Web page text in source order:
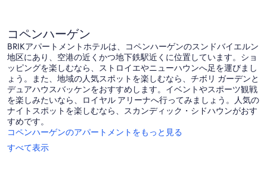
ー
ゲ
ン
シ
テ
ィ
セ
ン
タ
ー
コ
ミ
249
件
件
の
口
コ
ミ
ー
ゲ
ン
シ
テ
ィ
セ
ミ
201
件
件
の
口
コ
コペンハーゲン
BRIKアパートメントホテルは、コペンハーゲンのスンドバイエルン
地区にあり、空港の近くかつ地下鉄駅近くに位置しています。ショ
ッピングを楽しむなら、ストロイエやニューハウンへ足を運びまし
ょう。また、地域の人気スポットを楽しむなら、チボリ ガーデンと
デュアハウスバッケンをおすすめします。イベントやスポーツ観戦
を楽しみたいなら、ロイヤル アリーナへ行ってみましょう。人気の
ナイトスポットを楽しむなら、スカンディック・シドハウンがおす
すめです。
コペンハーゲンのアパートメントをもっと見る
すべて表示